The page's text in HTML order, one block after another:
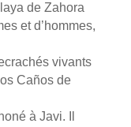
de Zahora
et d’hommes,
vivants
Caños de
à Javi. Il